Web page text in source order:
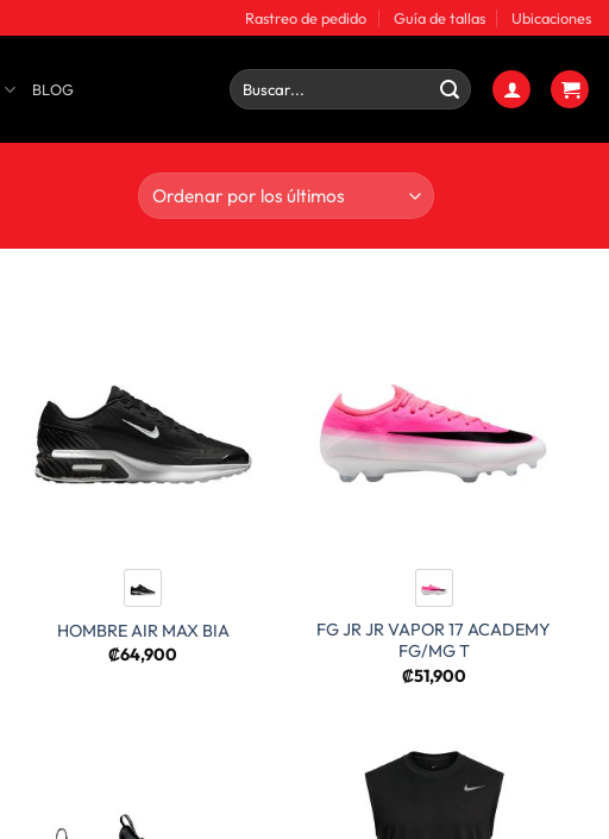
Rastreo de pedido Guía de tallas Ubicaciones
BLOG
Buscar
por:
HOMBRE AIR MAX BIA
₡64,900
FG JR JR VAPOR 17 ACADEMY
FG/MG T
₡51,900